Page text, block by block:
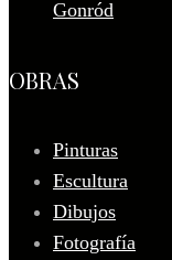
Gonród
OBRAS
Pinturas
Escultura
Dibujos
Fotografía